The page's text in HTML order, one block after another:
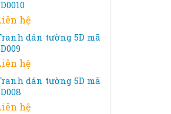
hệ
dán tường 5D mã
hệ
dán tường 5D mã
hệ